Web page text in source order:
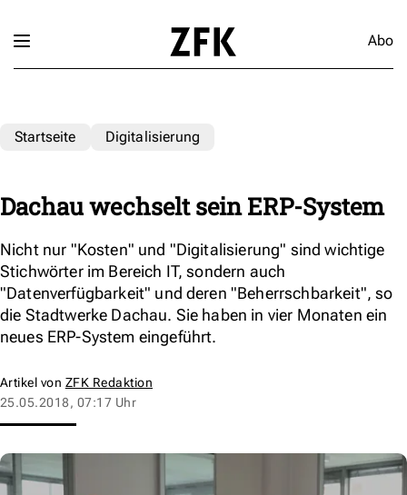
Abo
Startseite Digitalisierung
Dachau wechselt sein ERP-System
Nicht nur "Kosten" und "Digitalisierung" sind wichtige
Stichwörter im Bereich IT, sondern auch
"Datenverfügbarkeit" und deren "Beherrschbarkeit", so
die Stadtwerke Dachau. Sie haben in vier Monaten ein
neues ERP-System eingeführt.
Artikel von ZFK Redaktion
25.05.2018, 07:17 Uhr